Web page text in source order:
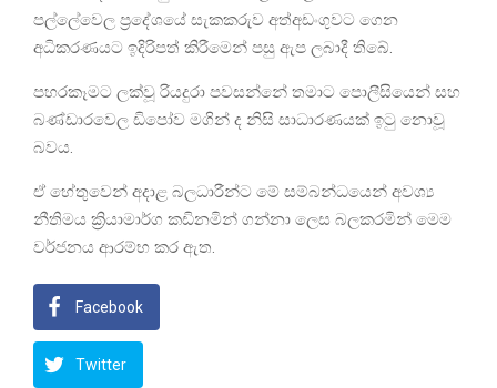
පල්ලේවෙල ප්‍රදේශයේ සැකකරුව අත්අඩංගුවට ගෙන
අධිකරණයට ඉදිරිපත් කිරීමෙන් පසු ඇප ලබාදී තිබේ.
පහරකෑමට ලක්වූ රියදුරා පවසන්නේ තමාට පොලීසියෙන් සහ
බණ්ඩාරවෙල ඩිපෝව මගින් ද නිසි සාධාරණයක් ඉටු නොවූ
බවය.
ඒ හේතුවෙන් අදාළ බලධාරීන්ට මේ සම්බන්ධයෙන් අවශ්‍ය
නීතිමය ක්‍රියාමාර්ග කඩිනමින් ගන්නා ලෙස බලකරමින් මෙම
වර්ජනය ආරම්භ කර ඇත.
Facebook
Twitter